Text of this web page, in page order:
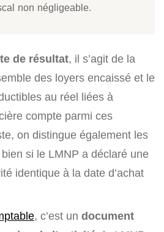
non négligeable.
de résultat, il s’agit de la
des loyers encaissé et le
au réel liées à
compte parmi ces
on distingue également les
si le LMNP a déclaré une
identique à la date d’achat
, c’est un document